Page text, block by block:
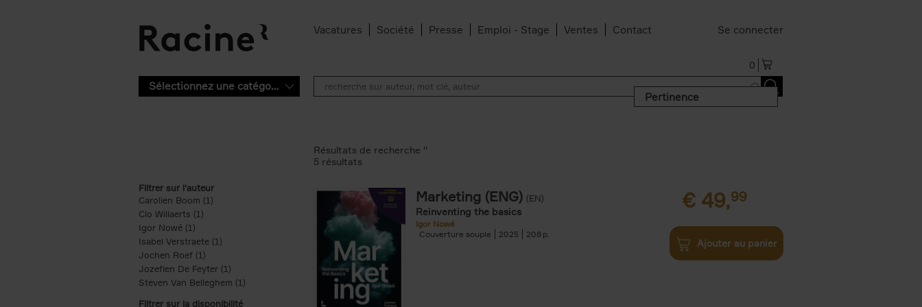
Vacatures Société Presse Emploi - Stage Ventes Contact Se connecter
0
Sélectionnez une catégorie
Pertinence
Filtrer sur l'auteur
Carolien Boom (1)
Clo Willaerts (1)
Igor Nowé (1)
Isabel Verstraete (1) Apply Isabel Verstraete filter
Jochen Roef (1)
Jozefien De Feyter (1) Apply Jozefien De Feyter filter
Steven Van Belleghem (1) Apply Steven Van Belleghem filter
Filtrer sur la disponibilité
Résultats de recherche ''
5 résultats
Marketing (ENG) (EN)
Reinventing the basics
Igor Nowé
Couverture souple
2025 208
€ 49,99
Ajouter au panier